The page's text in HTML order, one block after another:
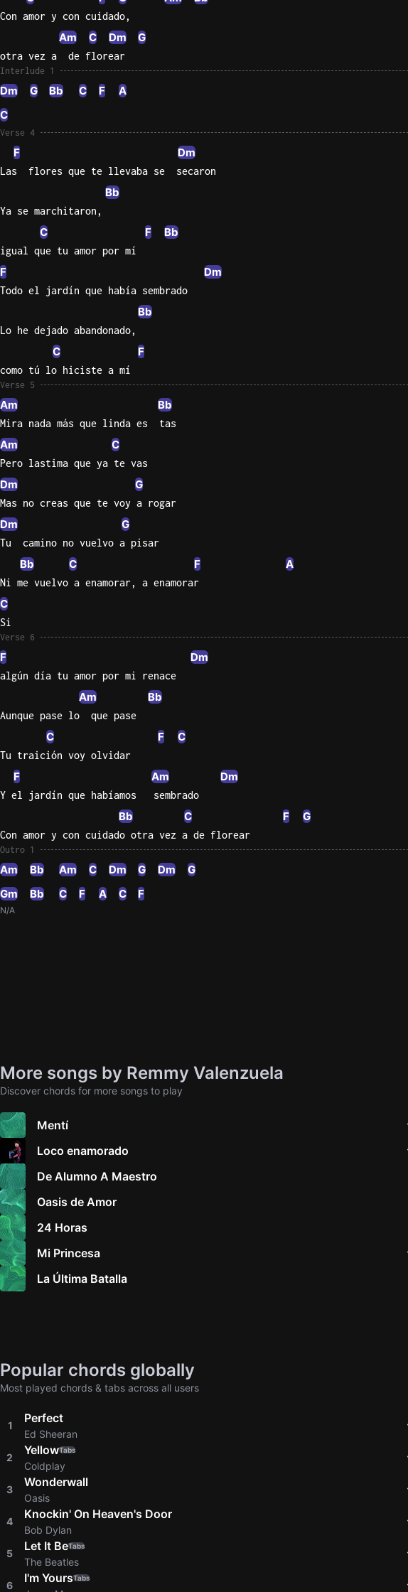
Con amor y con cuidado,
Am C Dm G
otra vez a  de florear
Interlude 1
Dm G Bb C F
A
C
Verse 4
F Dm
Las  flores que te llevaba se  secaron
Bb
Ya se marchitaron,
C F Bb
igual que tu amor por mí
F Dm
Todo el jardín que había sembrado
Bb
Lo he dejado abandonado,
C F
como tú lo hiciste a mí
Verse 5
Am Bb
Mira nada más que linda es  tas
Am C
Pero lastima que ya te vas
Dm G
Mas no creas que te voy a rogar
Dm G
Tu  camino no vuelvo a pisar
Bb C F A
Ni me vuelvo a enamorar, a enamorar
C
Si
Verse 6
F Dm
algún día tu amor por mi renace
Am Bb
Aunque pase lo  que pase
C F C
Tu traición voy olvidar
F Am Dm
Y el jardín que habíamos   sembrado
Bb C F G
Con amor y con cuidado otra vez a de florear
Outro 1
Am Bb Am C Dm G Dm
G
Gm
Bb C F A C F
N/A
More songs by Remmy Valenzuela
Discover chords for more songs to play
Mentí
Loco enamorado
De Alumno A Maestro
Oasis de Amor
24 Horas
Mi Princesa
La Última Batalla
Popular chords globally
Most played chords & tabs across all users
1
Perfect
Ed Sheeran
2
YellowTabs
Coldplay
3
Wonderwall
Oasis
4
Knockin' On Heaven's Door
Bob Dylan
5
Let It BeTabs
The Beatles
6
I'm YoursTabs